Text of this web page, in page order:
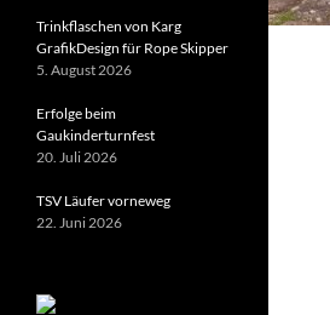
Trinkflaschen von Karg
GrafikDesign für Rope Skipper
5. August 2026
Erfolge beim
Gaukinderturnfest
20. Juli 2026
TSV Läufer vorneweg
22. Juni 2026